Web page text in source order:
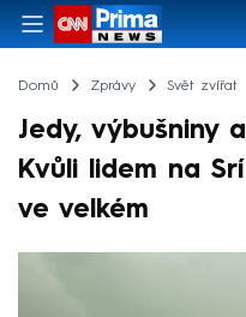
Domů Zprávy Svět zvířat
Jedy, výbušniny
Kvůli lidem na
ve velkém